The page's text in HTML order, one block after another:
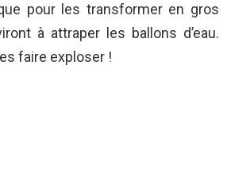
pour les transformer en gros
à attraper les ballons d’eau.
faire exploser !